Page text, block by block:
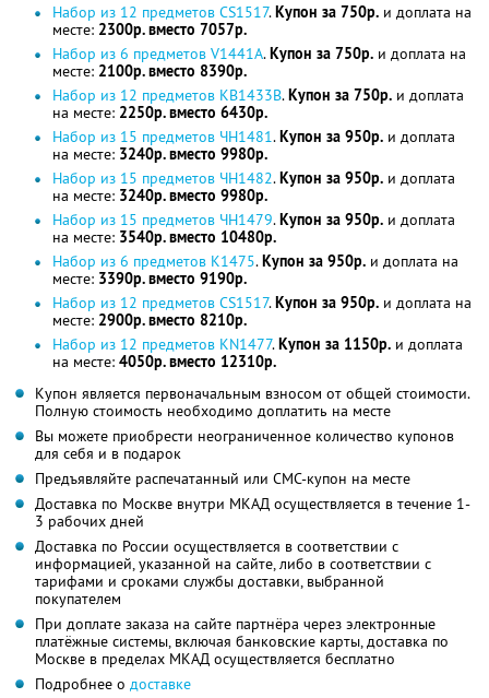
Набор из 12 предметов CS1517.Купон за 750р. и доплата на
месте: 2300р. вместо 7057р.
Набор из 6 предметов V1441A.Купон за 750р. и доплата на
месте: 2100р. вместо 8390р.
Набор из 12 предметов KB1433В.Купон за 750р. и доплата
на месте: 2250р. вместо 6430р.
Набор из 15 предметов ЧН1481.Купон за 950р. и доплата
на месте: 3240р. вместо 9980р.
Набор из 15 предметов ЧН1482.Купон за 950р. и доплата
на месте: 3240р. вместо 9980р.
Набор из 15 предметов ЧН1479.Купон за 950р. и доплата
на месте: 3540р. вместо 10480р.
Набор из 6 предметов K1475.Купон за 950р. и доплата на
месте: 3390р. вместо 9190р.
Набор из 12 предметов CS1517.Купон за 950р. и доплата на
месте: 2900р. вместо 8210р.
Набор из 12 предметов KN1477.Купон за 1150р. и доплата
на месте: 4050р. вместо 12310р.
Купон является первоначальным взносом от общей стоимости.
Полную стоимость необходимо доплатить на месте
Вы можете приобрести неограниченное количество купонов
для себя и в подарок
Предъявляйте распечатанный или СМС-купон на месте
Доставка по Москве внутри МКАД осуществляется в течение 1-
3 рабочих дней
Доставка по России осуществляется в соответствии с
информацией, указанной на сайте, либо в соответствии с
тарифами и сроками службы доставки, выбранной
покупателем
При доплате заказа на сайте партнёра через электронные
платёжные системы, включая банковские карты, доставка по
Москве в пределах МКАД осуществляется бесплатно
Подробнее о доставке